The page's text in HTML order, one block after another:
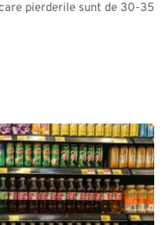
pierderile sunt de 30-35